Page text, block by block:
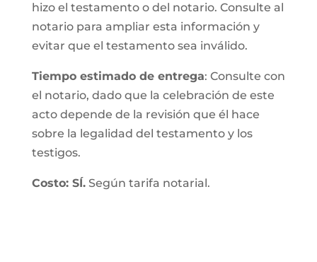
hizo el testamento o del notario. Consulte al
notario para ampliar esta información y
evitar que el testamento sea inválido.
Tiempo estimado de entrega: Consulte con
el notario, dado que la celebración de este
acto depende de la revisión que él hace
sobre la legalidad del testamento y los
testigos.
Costo: SÍ.Según tarifa notarial.